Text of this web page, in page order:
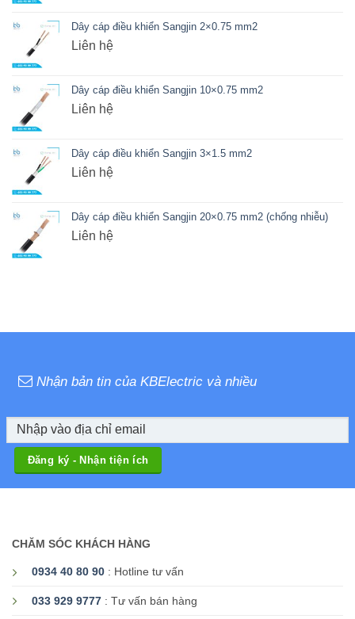
Dây cáp điều khiển Sangjin 2×0.75 mm2
Liên hệ
Dây cáp điều khiển Sangjin 10×0.75 mm2
Liên hệ
Dây cáp điều khiển Sangjin 3×1.5 mm2
Liên hệ
Dây cáp điều khiển Sangjin 20×0.75 mm2 (chống nhiễu)
Liên hệ
Nhận bản tin của KBElectric và nhiều
CHĂM SÓC KHÁCH HÀNG
0934 40 80 90 : Hotline tư vấn
033 929 9777 : Tư vấn bán hàng